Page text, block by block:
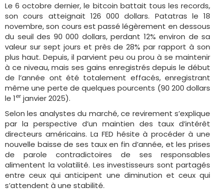
Le 6 octobre dernier, le bitcoin battait tous les records,
son cours atteignait 126 000 dollars. Patatras le 18
novembre, son cours est passé légèrement en dessous
du seuil des 90 000 dollars, perdant 12% environ de sa
valeur sur sept jours et près de 28% par rapport à son
plus haut. Depuis, il parvient peu ou prou à se maintenir
à ce niveau, mais ses gains enregistrés depuis le début
de l’année ont été totalement effacés, enregistrant
même une perte de quelques pourcents (90 200 dollars
le 1er janvier 2025).
Selon les analystes du marché, ce revirement s’explique
par la perspective d’un maintien des taux d’intérêt
directeurs américains. La FED hésite à procéder à une
nouvelle baisse de ses taux en fin d’année, et les prises
de parole contradictoires de ses responsables
alimentent la volatilité. Les investisseurs sont partagés
entre ceux qui anticipent une diminution et ceux qui
s’attendent à une stabilité.